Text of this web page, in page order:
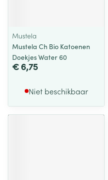
Mustela
Mustela Ch Bio Katoenen
Doekjes Water 60
€ 6,75
Niet beschikbaar